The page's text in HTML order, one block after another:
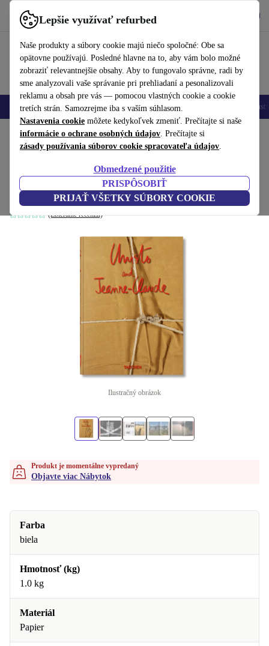
Lepšie využívať refurbed
Naše produkty a súbory cookie majú niečo spoločné: Obe sa
opätovne používajú. Posledné hlavne na to, aby vám bolo možné
zobraziť relevantnejšie obsahy. Aby to fungovalo správne, radi by
sme analyzovali vaše správanie pri prehliadaní a pesonalizovali
reklamu a obsah pre vás — pomocou vlastných cookie a cookie
tretích strán. Samozrejme iba s vaším súhlasom.
Nastavenia cookie môžete kedykoľvek zmeniť. Prečítajte si naše
informácie o ochrane osobných údajov. Prečítajte si
zásady používania súborov cookie spracovateľa údajov.
Obmedzené použitie
PRISPÔSOBIŤ
PRIJAŤ VŠETKY SÚBORY COOKIE
používať refurbed rýchlo a jednoducho
Mobilné telefóny Laptopy Tablety Inteligentné hodinky
Domov Produkty Domácnosť Nábytok
Christo and Jeanne-Claude. 40th
Anniversary Edition
biela
(Zbieranie recenzií)
Ilustračný obrázok
Produkt je momentálne vypredaný
Objavte viac Nábytok
Farba
biela
Hmotnosť (kg)
1.0 kg
Materiál
Papier